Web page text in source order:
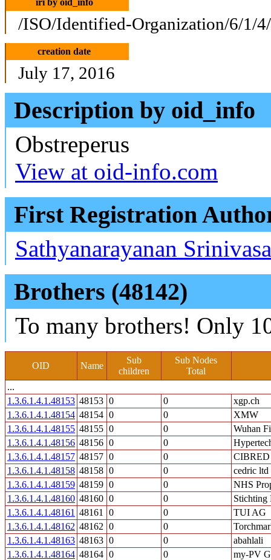
/ISO/Identified-Organization/6/1/
creation date
July 17, 2016
Description by oid_info
Obstreperus
View at oid-info.com
First Registration
Sathyanarayanan
Brothers (48142)
To many brothers! Only
OID Name
Sub
children
Sub Nodes
Total
...
1.3.6.1.4.1.48153 48153 0 0
xgp.ch
1.3.6.1.4.1.48154 48154 0 0
XMW
1.3.6.1.4.1.48155 48155 0 0
Wuhan
1.3.6.1.4.1.48156 48156 0 0
1.3.6.1.4.1.48157 48157 0 0
CIBRED
1.3.6.1.4.1.48158 48158 0 0
cedric ltd
1.3.6.1.4.1.48159 48159 0 0
NHS
1.3.6.1.4.1.48160 48160 0 0
Stichting
1.3.6.1.4.1.48161 48161 0 0
TUI AG
1.3.6.1.4.1.48162 48162 0 0
1.3.6.1.4.1.48163 48163 0 0
abahlali
1.3.6.1.4.1.48164 48164 0 0
my-PV